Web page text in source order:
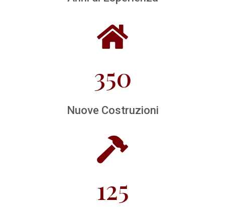
350
Nuove Costruzioni
125